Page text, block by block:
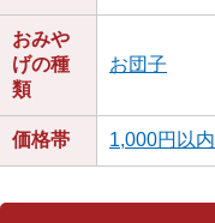
おみや
げの種
類
お団子
価格帯 1,000円以内